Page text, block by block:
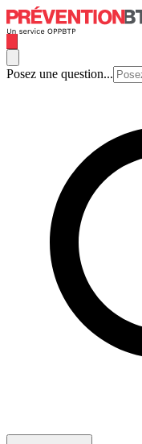
Posez une question...